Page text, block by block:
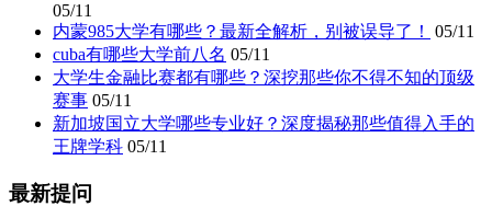
05/11
内蒙985大学有哪些？最新全解析，别被误导了！
05/11
cuba有哪些大学前八名 05/11
大学生金融比赛都有哪些？深挖那些你不得不知的顶级
赛事 05/11
新加坡国立大学哪些专业好？深度揭秘那些值得入手的
王牌学科 05/11
最新提问